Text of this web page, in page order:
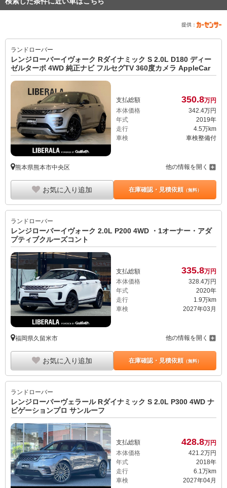
提供：
ランドローバー
レンジローバーイヴォーク Rダイナミック S 2.0L D180 ディー
ゼルターボ 4WD 純正ナビ フルセグTV 360度カメラ AppleCar
支払総額 350.8万円
本体価格
342. 4万円
年式
2019年
走行
4.5万km
車検
車検整備付
熊本県熊本市中央区 他の情報を開く
お気に入り追加 在庫確認・見積依頼（無料）
ランドローバー
レンジローバーイヴォーク 2.0L P200 4WD ・1オーナー・アダ
プティブクルーズコント
支払総額 335.8万円
本体価格
328.4万円
年式
2020年
走行
1.9万km
車検
2027年03月
福岡県久留米市 他の情報を開く
お気に入り追加 在庫確認・見積依頼（無料）
ランドローバー
レンジローバーヴェラール Rダイナミック S 2.0L P300 4WD ナ
ビゲーションプロ サンルーフ
支払総額 428.8万円
本体価格
421. 2万円
年式
2018年
走行
6.1万km
車検
2027年04月